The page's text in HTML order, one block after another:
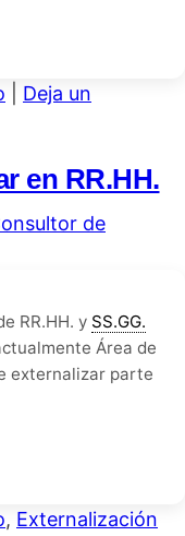
Deja un
en RR.HH.
de
RR.HH. y SS.GG.
Área de
externalizar parte
, Externalización